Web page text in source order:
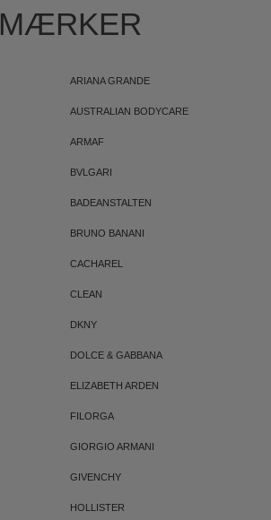
MÆRKER
ARIANA GRANDE
AUSTRALIAN BODYCARE
ARMAF
BVLGARI
BADEANSTALTEN
BRUNO BANANI
CACHAREL
CLEAN
DKNY
DOLCE & GABBANA
ELIZABETH ARDEN
FILORGA
GIORGIO ARMANI
GIVENCHY
HOLLISTER